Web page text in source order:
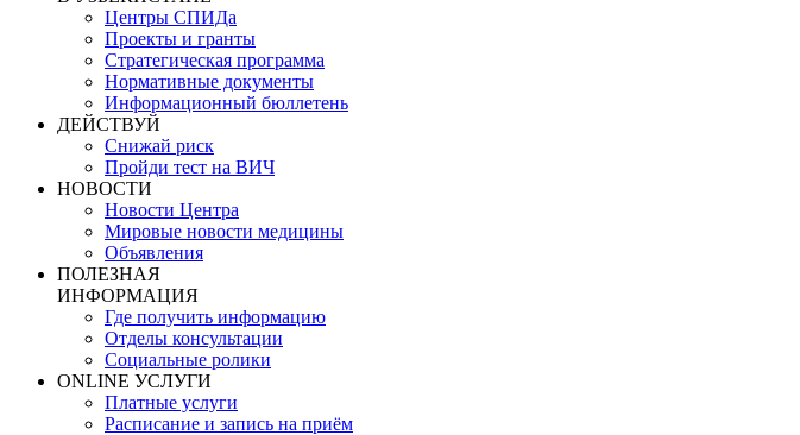
Центры СПИДа
Проекты и гранты
Стратегическая программа
Нормативные документы
Информационный бюллетень
ДЕЙСТВУЙ
Снижай риск
Пройди тест на ВИЧ
НОВОСТИ
Новости Центра
Мировые новости медицины
Объявления
ПОЛЕЗНАЯ
ИНФОРМАЦИЯ
Где получить информацию
Отделы консультации
Социальные ролики
ONLINE УСЛУГИ
Платные услуги
Расписание и запись на приём